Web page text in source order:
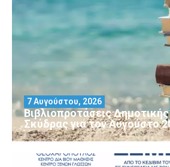
Βιβλιοπροτάσεις
Σκύδρας για τον Αύγούστο
7 Αυγούστου, 2026